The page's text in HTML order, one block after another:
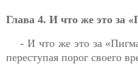
Глава 4. И что же это за
- И что же это за
переступая порог своего